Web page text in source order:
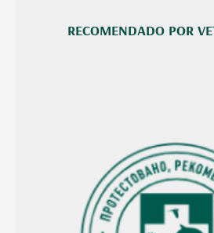
RECOMENDADO POR